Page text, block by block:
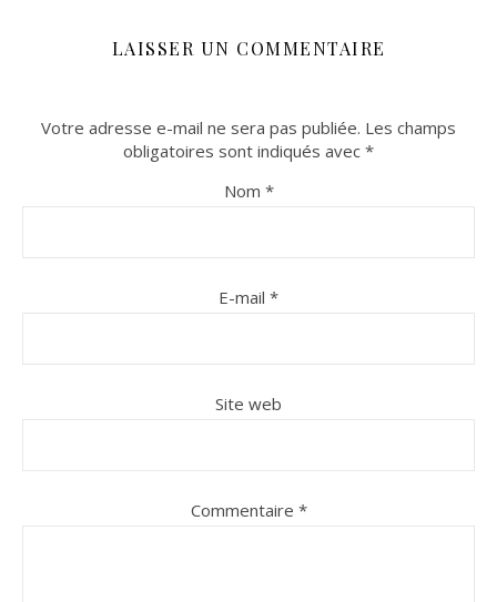
LAISSER UN COMMENTAIRE
Votre adresse e-mail ne sera pas publiée. Les champs
obligatoires sont indiqués avec *
Nom *
E-mail *
Site web
Commentaire *